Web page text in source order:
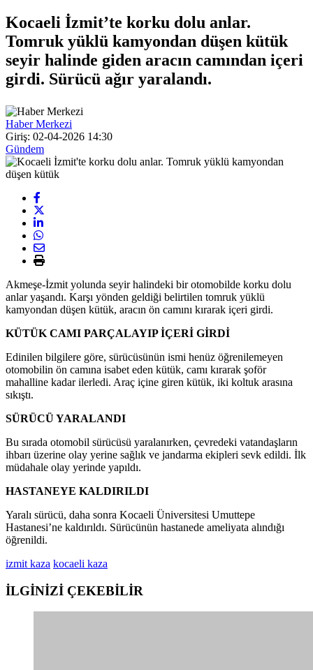
Kocaeli İzmit’te korku dolu anlar.
Tomruk yüklü kamyondan düşen kütük
seyir halinde giden aracın camından içeri
girdi. Sürücü ağır yaralandı.
Haber Merkezi
Giriş: 02-04-2026 14:30
Gündem
Akmeşe-İzmit yolunda seyir halindeki bir otomobilde korku dolu
anlar yaşandı. Karşı yönden geldiği belirtilen tomruk yüklü
kamyondan düşen kütük, aracın ön camını kırarak içeri girdi.
KÜTÜK CAMI PARÇALAYIP İÇERİ GİRDİ
Edinilen bilgilere göre, sürücüsünün ismi henüz öğrenilemeyen
otomobilin ön camına isabet eden kütük, camı kırarak şoför
mahalline kadar ilerledi. Araç içine giren kütük, iki koltuk arasına
sıkıştı.
SÜRÜCÜ YARALANDI
Bu sırada otomobil sürücüsü yaralanırken, çevredeki vatandaşların
ihbarı üzerine olay yerine sağlık ve jandarma ekipleri sevk edildi. İlk
müdahale olay yerinde yapıldı.
HASTANEYE KALDIRILDI
Yaralı sürücü, daha sonra Kocaeli Üniversitesi Umuttepe
Hastanesi’ne kaldırıldı. Sürücünün hastanede ameliyata alındığı
öğrenildi.
izmit kaza kocaeli kaza
İLGİNİZİ ÇEKEBİLİR